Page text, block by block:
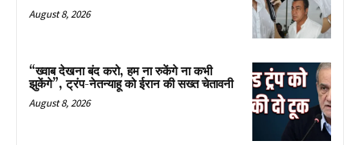
August 8, 2026
“ख्वाब देखना बंद करो, हम ना रुकेंगे ना कभी
झुकेंगे”, ट्रंप-नेतन्याहू को ईरान की सख्त चेतावनी
August 8, 2026